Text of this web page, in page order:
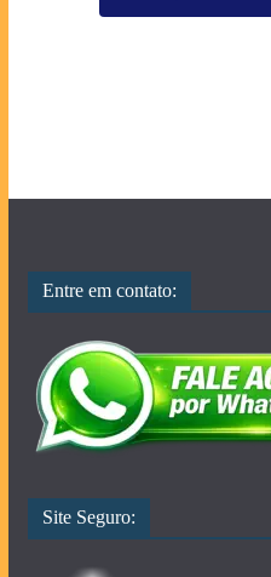
Entre em contato:
Site Seguro: